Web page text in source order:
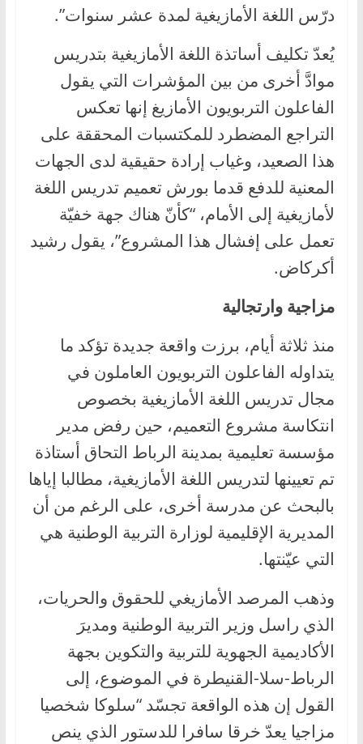
درّس اللغة الأمازيغية لمدة عشر سنوات”.
يُعدّ تكليف أساتذة اللغة الأمازيغية بتدريس
موادَّ أخرى من بين المؤشرات التي يقول
الفاعلون التربويون الأمازيغ إنها تعكس
التراجع المضطرد للمكتسبات المحققة على
هذا الصعيد، وغياب إرادة حقيقية لدى الجهات
المعنية للدفع قدما بورش تعميم تدريس اللغة
لأمازيغية إلى الأمام، “كأنّ هناك جهة خفيّة
تعمل على إفشال هذا المشروع”، يقول رشيد
أكركاض.
مزاجية وارتجالية
منذ ثلاثة أيام، برزت واقعة جديدة تؤكد ما
يتداوله الفاعلون التربويون العاملون في
مجال تدريس اللغة الأمازيغية بخصوص
انتكاسة مشروع التعميم، حين رفض مدير
مؤسسة تعليمية بمدينة الرباط التحاق أستاذة
تم تعيينها لتدريس اللغة الأمازيغية، مطالبا إياها
بالبحث عن مدرسة أخرى، على الرغم من أن
المديرية الإقليمية لوزارة التربية الوطنية هي
التي عيّنتها.
وذهب المرصد الأمازيغي للحقوق والحريات،
الذي راسل وزير التربية الوطنية ومديرَ
الأكاديمية الجهوية للتربية والتكوين بجهة
الرباط-سلا-القنيطرة في الموضوع، إلى
القول إن هذه الواقعة تجسّد “سلوكا شخصيا
مزاجيا يعدّ خرقا سافرا للدستور الذي ينص